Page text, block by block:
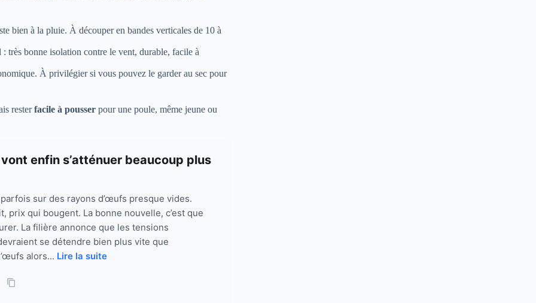
bien à la pluie. À découper en bandes verticales de 10 à
très bonne isolation contre le vent, durable, facile à
À privilégier si vous pouvez le garder au sec pour
resterfacile à pousser pour une poule, même jeune ou
enfin s’atténuer beaucoup plus
sur des rayons d’œufs presque vides.
prix qui bougent. La bonne nouvelle, c’est que
La filière annonce que les tensions
se détendre bien plus vite que
alors... Lire la suite